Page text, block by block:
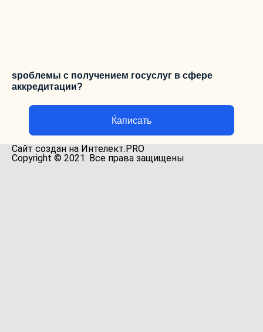
ѕроблемы с получением госуслуг в сфере
аккредитации?
Ќаписать
Сайт создан на Интелект.PRO
Copyright © 2021. Все права защищены